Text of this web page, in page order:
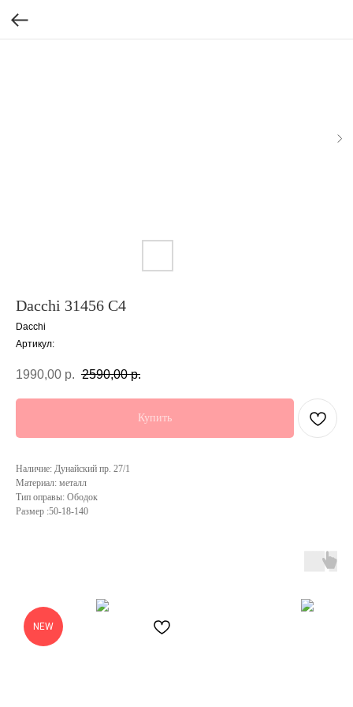
Dacchi 31456 C4
Dacchi
Артикул:
1990,00 р. 2590,00 р.
Купить
Наличие: Дунайский пр. 27/1
Материал: металл
Тип оправы: Ободок
Размер :50-18-140
NEW